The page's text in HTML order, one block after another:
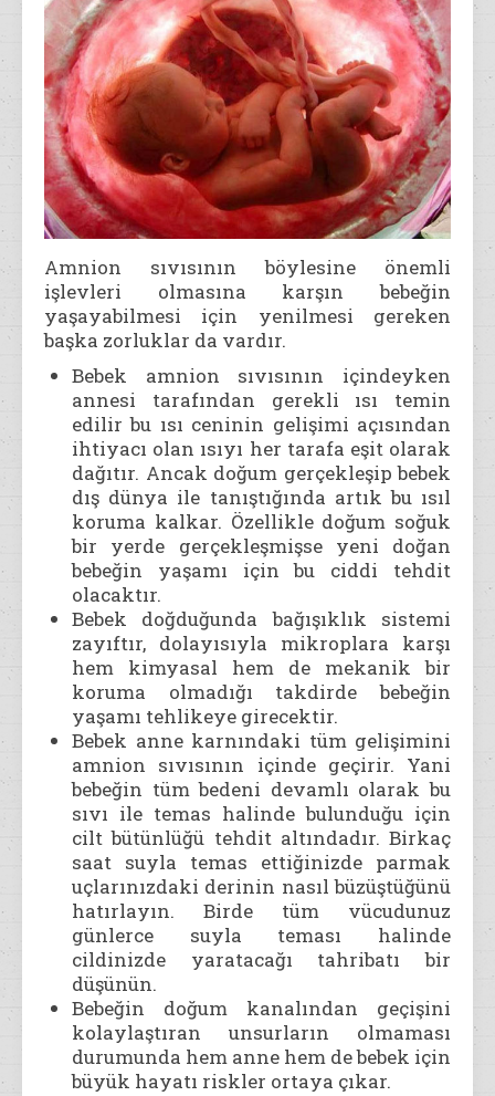
Amnion sıvısının böylesine önemli
işlevleri olmasına karşın bebeğin
yaşayabilmesi için yenilmesi gereken
başka zorluklar da vardır.
Bebek amnion sıvısının içindeyken
annesi tarafından gerekli ısı temin
edilir bu ısı ceninin gelişimi açısından
ihtiyacı olan ısıyı her tarafa eşit olarak
dağıtır. Ancak doğum gerçekleşip bebek
dış dünya ile tanıştığında artık bu ısıl
koruma kalkar. Özellikle doğum soğuk
bir yerde gerçekleşmişse yeni doğan
bebeğin yaşamı için bu ciddi tehdit
olacaktır.
Bebek doğduğunda bağışıklık sistemi
zayıftır, dolayısıyla mikroplara karşı
hem kimyasal hem de mekanik bir
koruma olmadığı takdirde bebeğin
yaşamı tehlikeye girecektir.
Bebek anne karnındaki tüm gelişimini
amnion sıvısının içinde geçirir. Yani
bebeğin tüm bedeni devamlı olarak bu
sıvı ile temas halinde bulunduğu için
cilt bütünlüğü tehdit altındadır. Birkaç
saat suyla temas ettiğinizde parmak
uçlarınızdaki derinin nasıl büzüştüğünü
hatırlayın. Birde tüm vücudunuz
günlerce suyla teması halinde
cildinizde yaratacağı tahribatı bir
düşünün.
Bebeğin doğum kanalından geçişini
kolaylaştıran unsurların olmaması
durumunda hem anne hem de bebek için
büyük hayatı riskler ortaya çıkar.